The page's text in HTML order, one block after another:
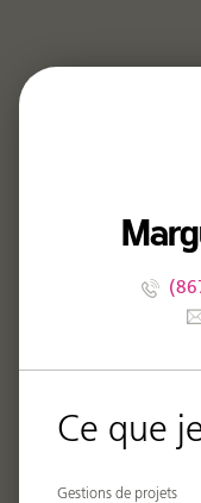
Gestions de projets